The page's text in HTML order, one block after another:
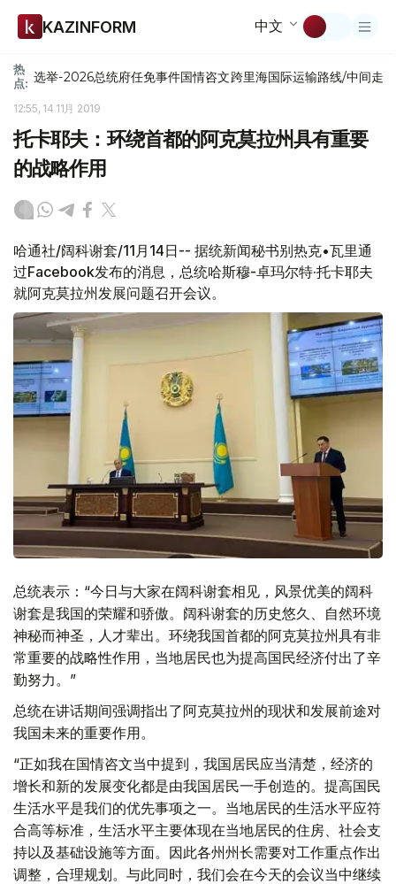
KAZINFORM 中文
热
点: 选举-2026总统府任免事件国情咨文跨里海国际运输路线/中间走廊
12:55, 14 11月 2019
托卡耶夫：环绕首都的阿克莫拉州具有重要
的战略作用
哈通社/阔科谢套/11月14日-- 据统新闻秘书别热克•瓦里通
过Facebook发布的消息，总统哈斯穆-卓玛尔特·托卡耶夫
就阿克莫拉州发展问题召开会议。
总统表示：“今日与大家在阔科谢套相见，风景优美的阔科
谢套是我国的荣耀和骄傲。阔科谢套的历史悠久、自然环境
神秘而神圣，人才辈出。环绕我国首都的阿克莫拉州具有非
常重要的战略性作用，当地居民也为提高国民经济付出了辛
勤努力。”
总统在讲话期间强调指出了阿克莫拉州的现状和发展前途对
我国未来的重要作用。
“正如我在国情咨文当中提到，我国居民应当清楚，经济的
增长和新的发展变化都是由我国居民一手创造的。提高国民
生活水平是我们的优先事项之一。当地居民的生活水平应符
合高等标准，生活水平主要体现在当地居民的住房、社会支
持以及基础设施等方面。因此各州州长需要对工作重点作出
调整，合理规划。与此同时，我们会在今天的会议当中继续